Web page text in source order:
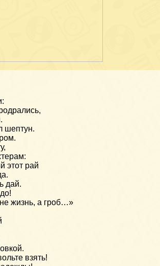
шептун.
этот рай
дай.
жизнь, а гроб…»
взять!